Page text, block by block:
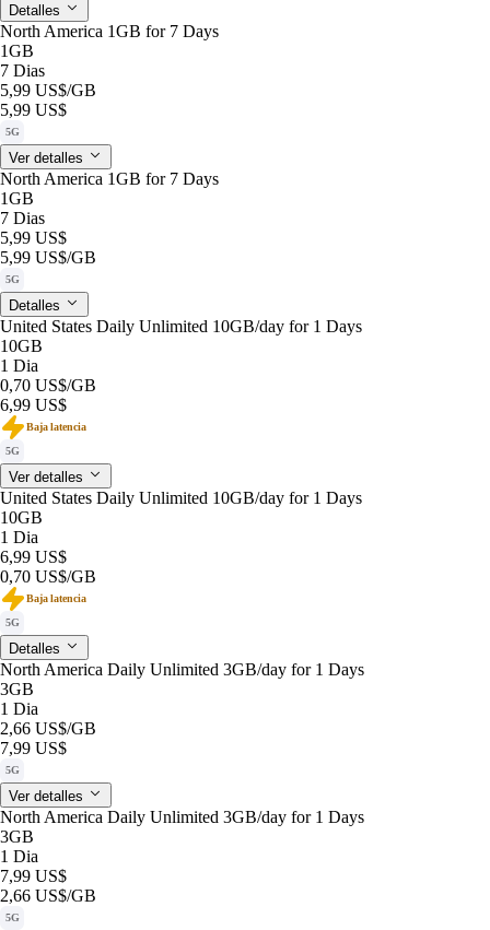
Detalles
North America 1GB for 7 Days
1GB
7 Dias
5,99 US$/GB
5,99 US$
5G
Ver detalles
North America 1GB for 7 Days
1GB
7 Dias
5,99 US$
5,99 US$/GB
5G
Detalles
United States Daily Unlimited 10GB/day for 1 Days
10GB
1 Dia
0,70 US$/GB
6,99 US$
Baja latencia
5G
Ver detalles
United States Daily Unlimited 10GB/day for 1 Days
10GB
1 Dia
6,99 US$
0,70 US$/GB
Baja latencia
5G
Detalles
North America Daily Unlimited 3GB/day for 1 Days
3GB
1 Dia
2,66 US$/GB
7,99 US$
5G
Ver detalles
North America Daily Unlimited 3GB/day for 1 Days
3GB
1 Dia
7,99 US$
2,66 US$/GB
5G